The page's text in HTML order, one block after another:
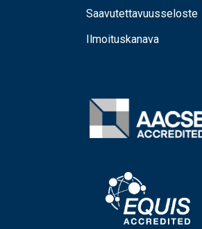
Saavutettavuusseloste
Ilmoituskanava
Image
Image